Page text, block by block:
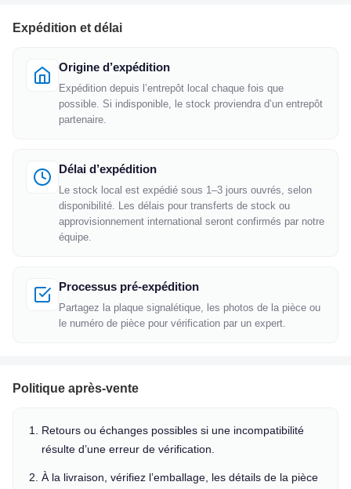
Expédition et délai
Origine d’expédition
Expédition depuis l’entrepôt local chaque fois que
possible. Si indisponible, le stock proviendra d’un entrepôt
partenaire.
Délai d’expédition
Le stock local est expédié sous 1–3 jours ouvrés, selon
disponibilité. Les délais pour transferts de stock ou
approvisionnement international seront confirmés par notre
équipe.
Processus pré-expédition
Partagez la plaque signalétique, les photos de la pièce ou
le numéro de pièce pour vérification par un expert.
Politique après-vente
Retours ou échanges possibles si une incompatibilité
résulte d’une erreur de vérification.
À la livraison, vérifiez l’emballage, les détails de la pièce